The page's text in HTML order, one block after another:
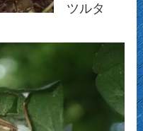
ツルタ